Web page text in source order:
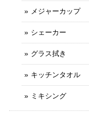
メジャーカップ
シェーカー
グラス拭き
キッチンタオル
ミキシング